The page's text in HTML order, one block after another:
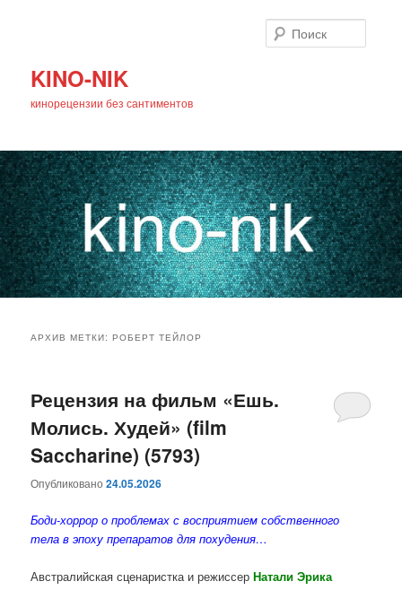
KINO-NIK
кинорецензии без сантиментов
основному
содержимому
дополнительному
содержимому
АРХИВ МЕТКИ:РОБЕРТ ТЕЙЛОР
Рецензия на фильм «Ешь.
Молись. Худей» (film
Saccharine) (5793)
Опубликовано24.05.2026
Боди-хоррор о проблемах с восприятием собственного
тела в эпоху препаратов для похудения…
Австралийская сценаристка и режиссерНатали Эрика